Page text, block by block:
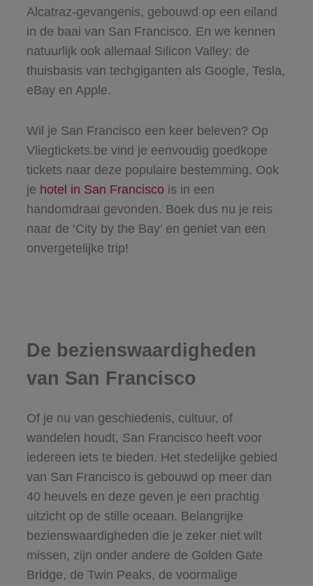
Alcatraz-gevangenis, gebouwd op een eiland
in de baai van San Francisco. En we kennen
natuurlijk ook allemaal Silicon Valley: de
thuisbasis van techgiganten als Google, Tesla,
eBay en Apple.
Wil je San Francisco een keer beleven? Op
Vliegtickets.be vind je eenvoudig goedkope
tickets naar deze populaire bestemming. Ook
je hotel in San Franciscois in een
handomdraai gevonden. Boek dus nu je reis
naar de ‘City by the Bay’ en geniet van een
onvergetelijke trip!
De bezienswaardigheden
van San Francisco
Of je nu van geschiedenis, cultuur, of
wandelen houdt, San Francisco heeft voor
iedereen iets te bieden. Het stedelijke gebied
van San Francisco is gebouwd op meer dan
40 heuvels en deze geven je een prachtig
uitzicht op de stille oceaan. Belangrijke
bezienswaardigheden die je zeker niet wilt
missen, zijn onder andere de Golden Gate
Bridge, de Twin Peaks, de voormalige